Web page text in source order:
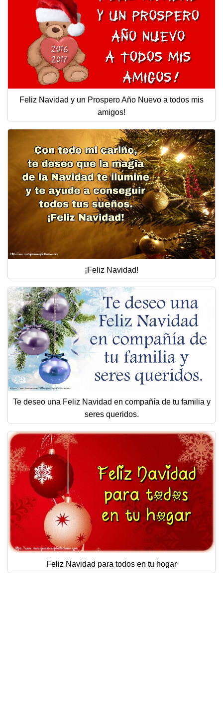
Feliz Navidad y un Prospero Año Nuevo a todos mis
amigos!
¡Feliz Navidad!
Te deseo una Feliz Navidad en compañía de tu familia y
seres queridos.
Feliz Navidad para todos en tu hogar